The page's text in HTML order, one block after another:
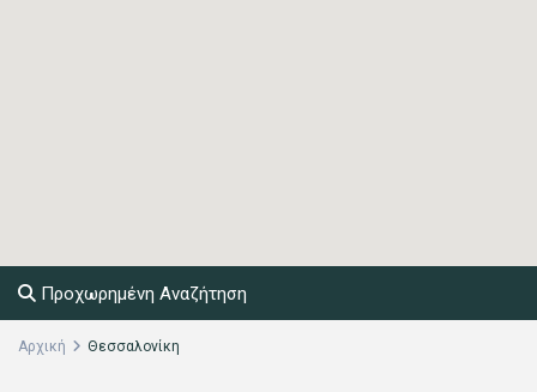
Προχωρημένη Αναζήτηση
Αρχική Θεσσαλονίκη